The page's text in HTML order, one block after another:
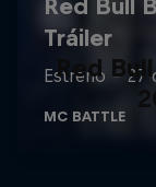
Red